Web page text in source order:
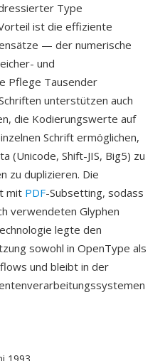
Type
ist die effiziente
— der numerische
und
Pflege Tausender
unterstützen auch
die Kodierungswerte auf
Schrift ermöglichen,
(Unicode, Shift-JIS, Big5) zu
zu duplizieren. Die
mit PDF-Subsetting, sodass
verwendeten Glyphen
legte den
sowohl in OpenType als
und bleibt in der